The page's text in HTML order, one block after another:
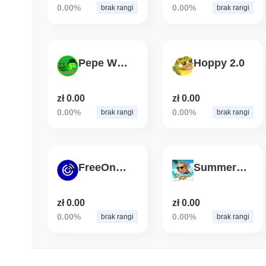
0.00% brak rangi 0.00% brak rangi
Pepe Wojak
zł 0.00
0.00% brak rangi
Hoppy 2.0
zł 0.00
0.00% brak rangi
FreeOneCoin
zł 0.00
0.00% brak rangi
Summer Doge
zł 0.00
0.00% brak rangi